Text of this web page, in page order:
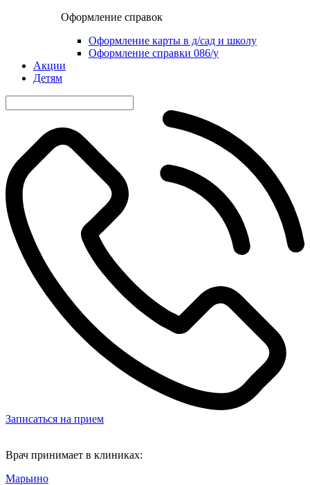
Оформление справок
Оформление карты в д/сад и школу
Оформление справки 086/у
Акции
Детям
Записаться на прием
Врач принимает в клиниках:
Марьино